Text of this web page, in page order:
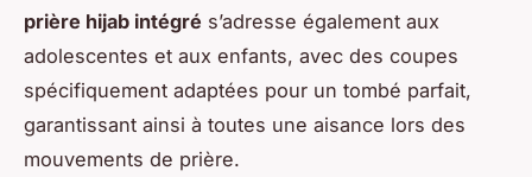
prière hijab intégré s’adresse également aux
adolescentes et aux enfants, avec des coupes
spécifiquement adaptées pour un tombé parfait,
garantissant ainsi à toutes une aisance lors des
mouvements de prière.